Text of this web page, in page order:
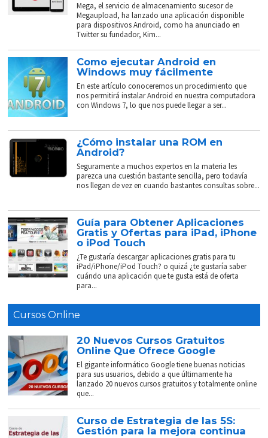
Mega, el servicio de almacenamiento sucesor de
Megaupload, ha lanzado una aplicación disponible
para dispositivos Android, como ha anunciado en
Twitter su fundador, Kim...
Como ejecutar Android en
Windows muy fácilmente
En este artículo conoceremos un procedimiento que
nos permitirá instalar Android en nuestra computadora
con Windows 7, lo que nos puede llegar a ser...
¿Cómo instalar una ROM en
Android?
Seguramente a muchos expertos en la materia les
parezca una cuestión bastante sencilla, pero todavía
nos llegan de vez en cuando bastantes consultas sobre...
Guía para Obtener Aplicaciones
Gratis y Ofertas para iPad, iPhone
o iPod Touch
¿Te gustaría descargar aplicaciones gratis para tu
iPad/iPhone/iPod Touch? o quizá ¿te gustaría saber
cuándo una aplicación que te gusta está de oferta
para...
Cursos Online
20 Nuevos Cursos Gratuitos
Online Que Ofrece Google
El gigante informático Google tiene buenas noticias
para sus usuarios, debido a que últimamente ha
lanzado 20 nuevos cursos gratuitos y totalmente online
que...
Curso de Estrategia de las 5S:
Gestión para la mejora continua